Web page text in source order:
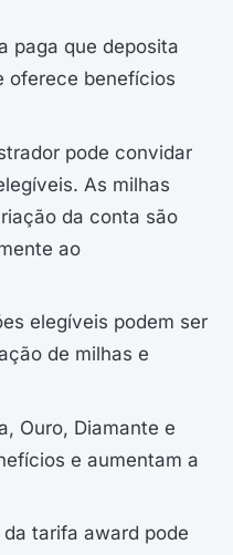
paga que deposita
oferece benefícios
pode convidar
As milhas
da conta são
ao
elegíveis podem ser
de milhas e
Ouro, Diamante e
e aumentam a
tarifa award pode